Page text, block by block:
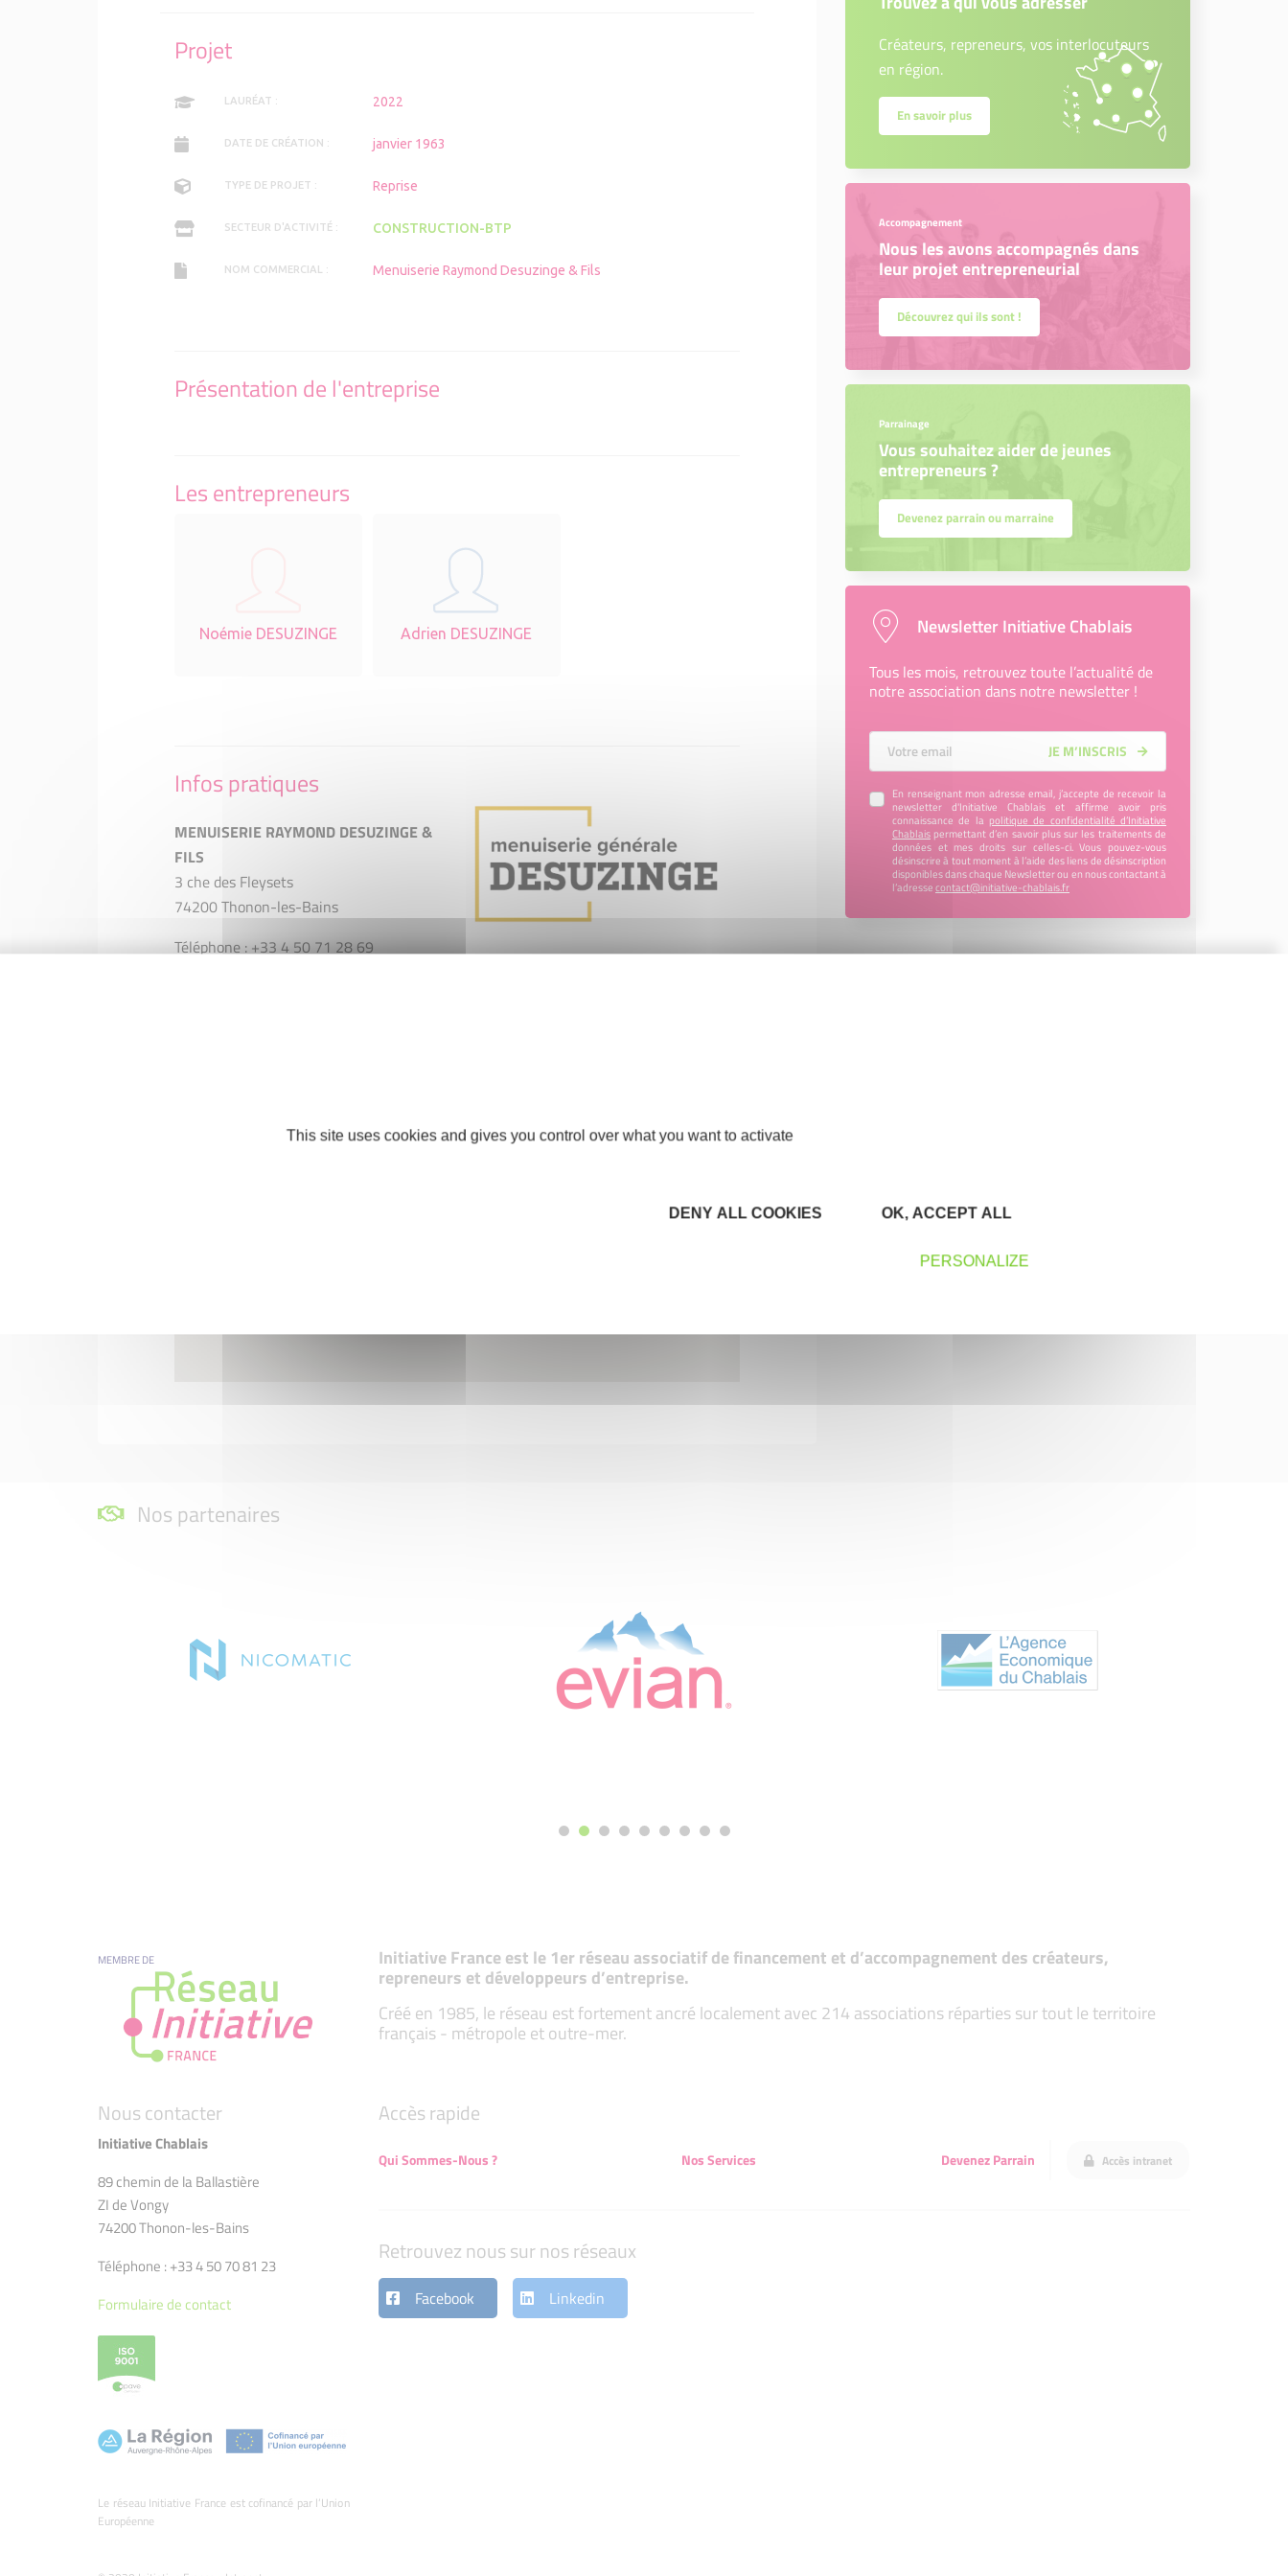
Projet
LAURÉAT : 2022
DATE DE CRÉATION : janvier 1963
TYPE DE PROJET : Reprise
SECTEUR D'ACTIVITÉ : CONSTRUCTION-BTP
NOM COMMERCIAL : Menuiserie Raymond Desuzinge & Fils
Présentation de l'entreprise
Les entrepreneurs
Noémie DESUZINGE Adrien DESUZINGE
Infos pratiques
MENUISERIE RAYMOND DESUZINGE &
FILS
3 che des Fleysets
74200 Thonon-les-Bains
Téléphone : +33 4 50 71 28 69
Créateurs, repreneurs, vos interlocuteurs
en région.
En savoir plus
Accompagnement
Nous les avons accompagnés dans
leur projet entrepreneurial
Découvrez qui ils sont !
Parrainage
Vous souhaitez aider de jeunes
entrepreneurs ?
Devenez parrain ou marraine
Newsletter Initiative Chablais
Tous les mois, retrouvez toute l’actualité de
notre association dans notre newsletter !
Votre Email JE M’INSCRIS
En renseignant mon adresse email, j’accepte de recevoir la
newsletter d'Initiative Chablais et affirme avoir pris
connaissance de la politique de confidentialité d’Initiative
Chablais permettant d’en savoir plus sur les traitements de
données et mes droits sur celles-ci. Vous pouvez-vous
désinscrire à tout moment à l’aide des liens de désinscription
disponibles dans chaque Newsletter ou en nous contactant à
l’adressecontact@initiative-chablais.fr
Nos partenaires
MEMBRE DE Initiative France est le 1er réseau associatif de financement et d’accompagnement des créateurs,
repreneurs et développeurs d’entreprise.
Créé en 1985, le réseau est fortement ancré localement avec 214 associations réparties sur tout le territoire
français - métropole et outre-mer.
Nous contacter
Initiative Chablais
89 chemin de la Ballastière
ZI de Vongy
74200 Thonon-les-Bains
Téléphone : +33 4 50 70 81 23
Formulaire de contact
Le réseau Initiative France est cofinancé par l’Union
Européenne
Accès rapide
Qui Sommes-Nous ? Nos Services Devenez Parrain Accès intranet
Retrouvez nous sur nos réseaux
Facebook Linkedin
This site uses cookies and gives you control over what you want to activate
OK, ACCEPT ALL
DENY ALL COOKIES
PERSONALIZE